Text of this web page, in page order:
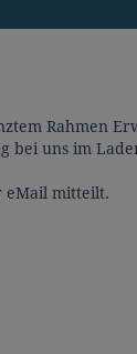
Rahmen
bei uns im
eMail mitteilt.